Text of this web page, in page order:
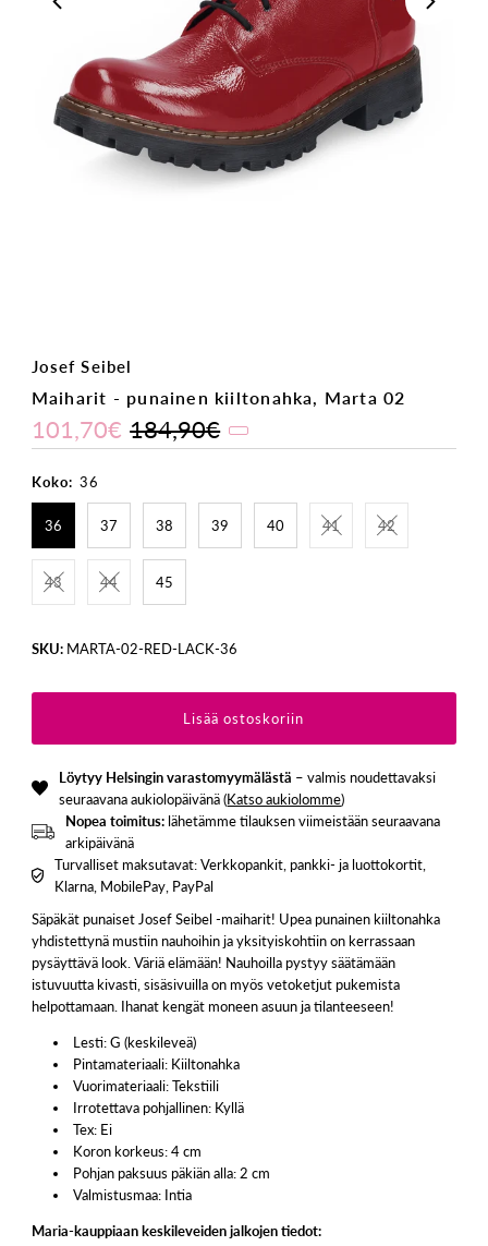
Josef Seibel
Maiharit - punainen kiiltonahka, Marta 02
101,70€ 184,90€
Koko: 36
36 37 38 39 40 41 42
43 44 45
SKU: MARTA-02-RED-LACK-36
Löytyy Helsingin varastomyymälästä – valmis noudettavaksi
seuraavana aukiolopäivänä (Katso aukiolomme)
Nopea toimitus:lähetämme tilauksen viimeistään seuraavana
arkipäivänä
Turvalliset maksutavat: Verkkopankit, pankki- ja luottokortit,
Klarna, MobilePay, PayPal
Säpäkät punaiset Josef Seibel -maiharit! Upea punainen kiiltonahka
yhdistettynä mustiin nauhoihin ja yksityiskohtiin on kerrassaan
pysäyttävä look. Väriä elämään! Nauhoilla pystyy säätämään
istuvuutta kivasti, sisäsivuilla on myös vetoketjut pukemista
helpottamaan. Ihanat kengät moneen asuun ja tilanteeseen!
Lesti: G (keskileveä)
Pintamateriaali: Kiiltonahka
Vuorimateriaali: Tekstiili
Irrotettava pohjallinen: Kyllä
Tex: Ei
Koron korkeus: 4 cm
Pohjan paksuus päkiän alla: 2 cm
Valmistusmaa: Intia
Maria-kauppiaan keskileveiden jalkojen tiedot: